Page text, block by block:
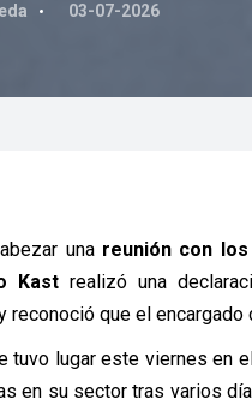
03-07-2026
unareunión con los
Kast realizó una
reconoció que el
tuvo lugar este viernes en
en su sector tras varios